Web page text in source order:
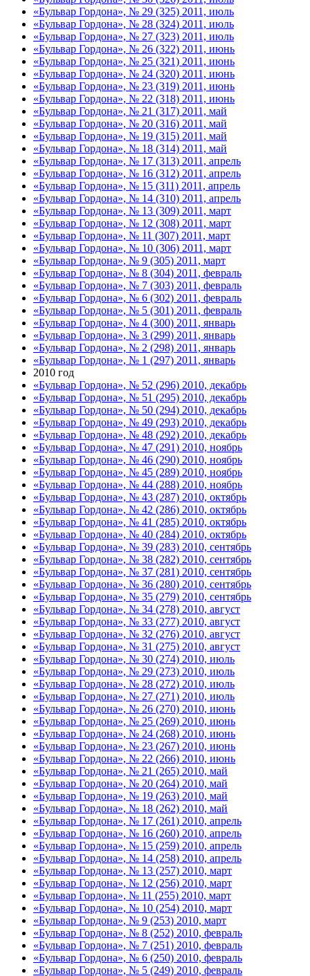
«Бульвар Гордона», № 29 (325) 2011, июль
«Бульвар Гордона», № 28 (324) 2011, июль
«Бульвар Гордона», № 27 (323) 2011, июль
«Бульвар Гордона», № 26 (322) 2011, июнь
«Бульвар Гордона», № 25 (321) 2011, июнь
«Бульвар Гордона», № 24 (320) 2011, июнь
«Бульвар Гордона», № 23 (319) 2011, июнь
«Бульвар Гордона», № 22 (318) 2011, июнь
«Бульвар Гордона», № 21 (317) 2011, май
«Бульвар Гордона», № 20 (316) 2011, май
«Бульвар Гордона», № 19 (315) 2011, май
«Бульвар Гордона», № 18 (314) 2011, май
«Бульвар Гордона», № 17 (313) 2011, апрель
«Бульвар Гордона», № 16 (312) 2011, апрель
«Бульвар Гордона», № 15 (311) 2011, апрель
«Бульвар Гордона», № 14 (310) 2011, апрель
«Бульвар Гордона», № 13 (309) 2011, март
«Бульвар Гордона», № 12 (308) 2011, март
«Бульвар Гордона», № 11 (307) 2011, март
«Бульвар Гордона», № 10 (306) 2011, март
«Бульвар Гордона», № 9 (305) 2011, март
«Бульвар Гордона», № 8 (304) 2011, февраль
«Бульвар Гордона», № 7 (303) 2011, февраль
«Бульвар Гордона», № 6 (302) 2011, февраль
«Бульвар Гордона», № 5 (301) 2011, февраль
«Бульвар Гордона», № 4 (300) 2011, январь
«Бульвар Гордона», № 3 (299) 2011, январь
«Бульвар Гордона», № 2 (298) 2011, январь
«Бульвар Гордона», № 1 (297) 2011, январь
2010 год
«Бульвар Гордона», № 52 (296) 2010, декабрь
«Бульвар Гордона», № 51 (295) 2010, декабрь
«Бульвар Гордона», № 50 (294) 2010, декабрь
«Бульвар Гордона», № 49 (293) 2010, декабрь
«Бульвар Гордона», № 48 (292) 2010, декабрь
«Бульвар Гордона», № 47 (291) 2010, ноябрь
«Бульвар Гордона», № 46 (290) 2010, ноябрь
«Бульвар Гордона», № 45 (289) 2010, ноябрь
«Бульвар Гордона», № 44 (288) 2010, ноябрь
«Бульвар Гордона», № 43 (287) 2010, октябрь
«Бульвар Гордона», № 42 (286) 2010, октябрь
«Бульвар Гордона», № 41 (285) 2010, октябрь
«Бульвар Гордона», № 40 (284) 2010, октябрь
«Бульвар Гордона», № 39 (283) 2010, сентябрь
«Бульвар Гордона», № 38 (282) 2010, сентябрь
«Бульвар Гордона», № 37 (281) 2010, сентябрь
«Бульвар Гордона», № 36 (280) 2010, сентябрь
«Бульвар Гордона», № 35 (279) 2010, сентябрь
«Бульвар Гордона», № 34 (278) 2010, август
«Бульвар Гордона», № 33 (277) 2010, август
«Бульвар Гордона», № 32 (276) 2010, август
«Бульвар Гордона», № 31 (275) 2010, август
«Бульвар Гордона», № 30 (274) 2010, июль
«Бульвар Гордона», № 29 (273) 2010, июль
«Бульвар Гордона», № 28 (272) 2010, июль
«Бульвар Гордона», № 27 (271) 2010, июль
«Бульвар Гордона», № 26 (270) 2010, июнь
«Бульвар Гордона», № 25 (269) 2010, июнь
«Бульвар Гордона», № 24 (268) 2010, июнь
«Бульвар Гордона», № 23 (267) 2010, июнь
«Бульвар Гордона», № 22 (266) 2010, июнь
«Бульвар Гордона», № 21 (265) 2010, май
«Бульвар Гордона», № 20 (264) 2010, май
«Бульвар Гордона», № 19 (263) 2010, май
«Бульвар Гордона», № 18 (262) 2010, май
«Бульвар Гордона», № 17 (261) 2010, апрель
«Бульвар Гордона», № 16 (260) 2010, апрель
«Бульвар Гордона», № 15 (259) 2010, апрель
«Бульвар Гордона», № 14 (258) 2010, апрель
«Бульвар Гордона», № 13 (257) 2010, март
«Бульвар Гордона», № 12 (256) 2010, март
«Бульвар Гордона», № 11 (255) 2010, март
«Бульвар Гордона», № 10 (254) 2010, март
«Бульвар Гордона», № 9 (253) 2010, март
«Бульвар Гордона», № 8 (252) 2010, февраль
«Бульвар Гордона», № 7 (251) 2010, февраль
«Бульвар Гордона», № 6 (250) 2010, февраль
«Бульвар Гордона», № 5 (249) 2010, февраль